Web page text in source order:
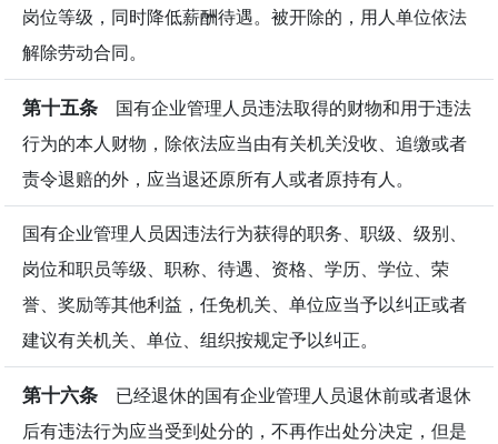
岗位等级，同时降低薪酬待遇。被开除的，用人单位依法
解除劳动合同。
第十五条 国有企业管理人员违法取得的财物和用于违法
行为的本人财物，除依法应当由有关机关没收、追缴或者
责令退赔的外，应当退还原所有人或者原持有人。
国有企业管理人员因违法行为获得的职务、职级、级别、
岗位和职员等级、职称、待遇、资格、学历、学位、荣
誉、奖励等其他利益，任免机关、单位应当予以纠正或者
建议有关机关、单位、组织按规定予以纠正。
第十六条 已经退休的国有企业管理人员退休前或者退休
后有违法行为应当受到处分的，不再作出处分决定，但是